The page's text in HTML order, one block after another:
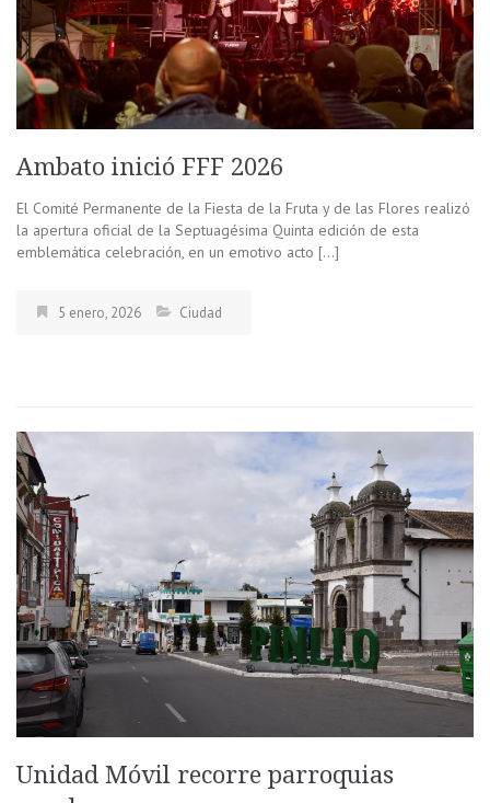
Ambato inició FFF 2026
El Comité Permanente de la Fiesta de la Fruta y de las Flores realizó
la apertura oficial de la Septuagésima Quinta edición de esta
emblemática celebración, en un emotivo acto […]
5 enero, 2026 Ciudad
Unidad Móvil recorre parroquias